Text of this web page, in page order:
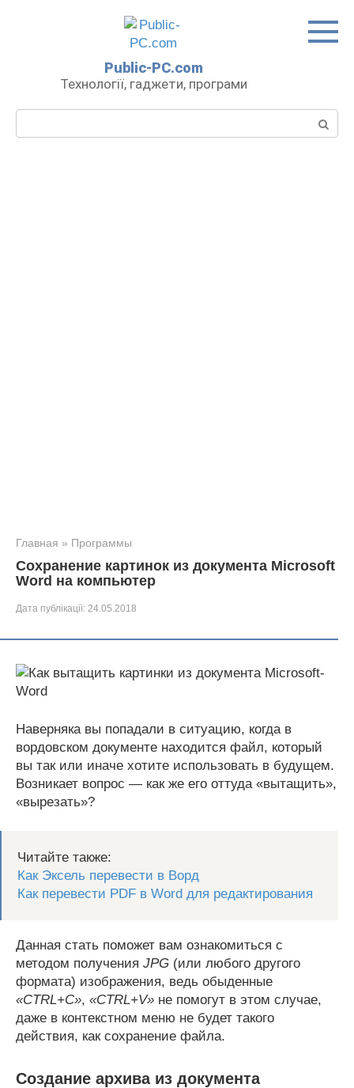
Public-PC.com
Технології, гаджети, програми
Главная » Программы
Сохранение картинок из документа Microsoft
Word на компьютер
Дата публікації: 24.05.2018
Наверняка вы попадали в ситуацию, когда в
вордовском документе находится файл, который
вы так или иначе хотите использовать в будущем.
Возникает вопрос — как же его оттуда «вытащить»,
«вырезать»?
Читайте также:
Как Эксель перевести в Ворд
Как перевести PDF в Word для редактирования
Данная стать поможет вам ознакомиться с
методом получения JPG (или любого другого
формата) изображения, ведь обыденные
«CTRL+C», «CTRL+V» не помогут в этом случае,
даже в контекстном меню не будет такого
действия, как сохранение файла.
Создание архива из документа